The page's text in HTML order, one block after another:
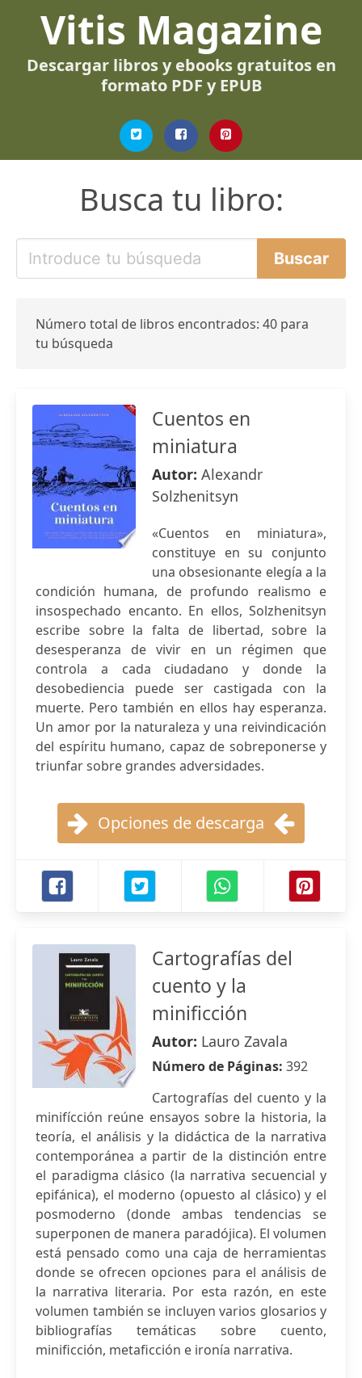
Vitis Magazine
Descargar libros y ebooks gratuitos en
formato PDF y EPUB
Busca tu libro:
Número total de libros encontrados: 40 para
tu búsqueda
Cuentos en
miniatura
Autor: Alexandr
Solzhenitsyn
«Cuentos en miniatura»,
constituye en su conjunto
una obsesionante elegía a la
condición humana, de profundo realismo e
insospechado encanto. En ellos, Solzhenitsyn
escribe sobre la falta de libertad, sobre la
desesperanza de vivir en un régimen que
controla a cada ciudadano y donde la
desobediencia puede ser castigada con la
muerte. Pero también en ellos hay esperanza.
Un amor por la naturaleza y una reivindicación
del espíritu humano, capaz de sobreponerse y
triunfar sobre grandes adversidades.
Opciones de descarga
Cartografías del
cuento y la
minificción
Autor: Lauro Zavala
Número de Páginas: 392
Cartografías del cuento y la
minifícción reúne ensayos sobre la historia, la
teoría, el análisis y la didáctica de la narrativa
contemporánea a partir de la distinción entre
el paradigma clásico (la narrativa secuencial y
epifánica), el moderno (opuesto al clásico) y el
posmoderno (donde ambas tendencias se
superponen de manera paradójica). El volumen
está pensado como una caja de herramientas
donde se ofrecen opciones para el análisis de
la narrativa literaria. Por esta razón, en este
volumen también se incluyen varios glosarios y
bibliografías temáticas sobre cuento,
minificción, metaficción e ironía narrativa.